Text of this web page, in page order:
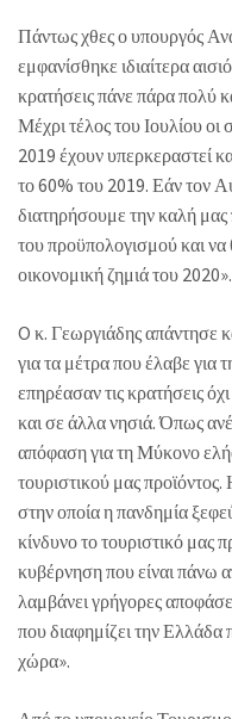
Πάντως χθες ο υπουργός
εμφανίσθηκε ιδιαίτερα
κρατήσεις πάνε πάρα πολύ
Μέχρι τέλος του Ιουλίου οι
2019 έχουν υπερκεραστεί
το 60% του 2019. Εάν τον
διατηρήσουμε την καλή μας
του προϋπολογισμού και
οικονομική ζημιά του 2020».
O κ. Γεωργιάδης απάντησε
για τα μέτρα που έλαβε για
επηρέασαν τις κρατήσεις
και σε άλλα νησιά. Όπως
απόφαση για τη Μύκονο
τουριστικού μας
στην οποία η πανδημία
κίνδυνο το τουριστικό μας
κυβέρνηση που είναι πάνω
λαμβάνει γρήγορες
που διαφημίζει την
χώρα».